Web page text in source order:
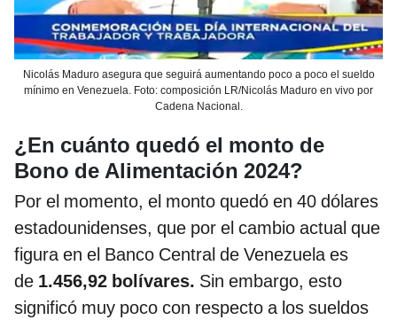
Nicolás Maduro asegura que seguirá aumentando poco a poco el sueldo
mínimo en Venezuela. Foto: composición LR/Nicolás Maduro en vivo por
Cadena Nacional.
¿En cuánto quedó el monto de
Bono de Alimentación 2024?
Por el momento, el monto quedó en 40 dólares
estadounidenses, que por el cambio actual que
figura en el Banco Central de Venezuela es
de 1.456,92 bolívares. Sin embargo, esto
significó muy poco con respecto a los sueldos